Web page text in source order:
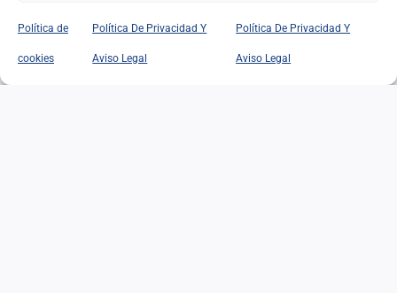
Política de
cookies
Política De Privacidad Y
Aviso Legal
Política De Privacidad Y
Aviso Legal
RIVA